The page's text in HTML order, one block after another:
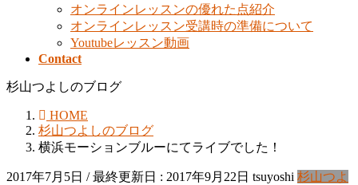
オンラインレッスンの優れた点紹介
オンラインレッスン受講時の準備について
Youtubeレッスン動画
Contact
杉山つよしのブログ
HOME
杉山つよしのブログ
横浜モーションブルーにてライブでした！
2017年7月5日 / 最終更新日 : 2017年9月22日 tsuyoshi 杉山つよ